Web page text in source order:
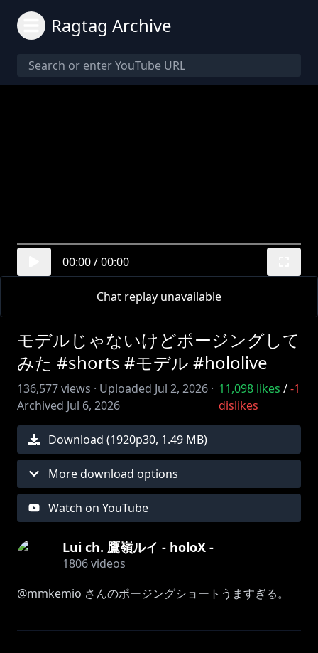
Ragtag Archive
00:00/00:00
Chat replay unavailable
モデルじゃないけどポージングして
みた #shorts #モデル #hololive
136,577views · Uploaded Jul 2, 2026 ·
Archived Jul 6, 2026
11,098likes / -1
dislikes
Download (1920p30, 1.49 MB)
More download options
Watch on YouTube
Lui ch. 鷹嶺ルイ - holoX -
1806videos
@mmkemio さんのポージングショートうますぎる。
※ホロライブプロダクションから未成年の視聴者の方々